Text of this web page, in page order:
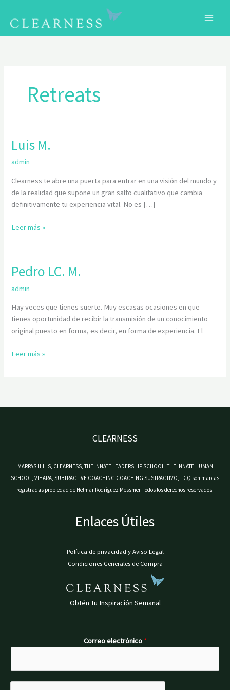
contenido
Retreats
Luis M.
admin
Clearness te abre una puerta para entrar en una visión del mundo y
de la realidad que supone un gran salto cualitativo que cambia
definitivamente tu experiencia vital. No es […]
Luis
M.
Leer más »
Pedro LC. M.
admin
Hay veces que tienes suerte. Muy escasas ocasiones en que
tienes oportunidad de recibir la transmisión de un conocimiento
original puesto en forma, es decir, en forma de experiencia. El
Pedro
LC.
M.
Leer más »
CLEARNESS
MARPAS HILLS, CLEARNESS, THE INNATE LEADERSHIP SCHOOL, THE INNATE HUMAN
SCHOOL, VIHARA, SUBTRACTIVE COACHING COACHING SUSTRACTIVO, I-CQ son marcas
registradas propiedad de Helmar Rodríguez Messmer. Todos los derechos reservados.
Enlaces Útiles
Política de privacidad y Aviso Legal
Condiciones Generales de Compra
Obtén Tu Inspiración Semanal
Correo electrónico *